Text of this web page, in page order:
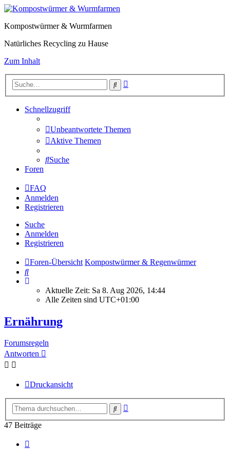
Kompostwürmer & Wurmfarmen
Natürliches Recycling zu Hause
Zum Inhalt
Suche
Schnellzugriff
Unbeantwortete Themen
Aktive Themen
Suche
Foren
FAQ
Anmelden
Registrieren
Suche
Anmelden
Registrieren
Foren-Übersicht Kompostwürmer & Regenwürmer
Suche
Aktuelle Zeit: Sa 8. Aug 2026, 14:44
Alle Zeiten sind UTC+01:00
Ernährung
Forumsregeln
Antworten
Druckansicht
Suche
47 Beiträge